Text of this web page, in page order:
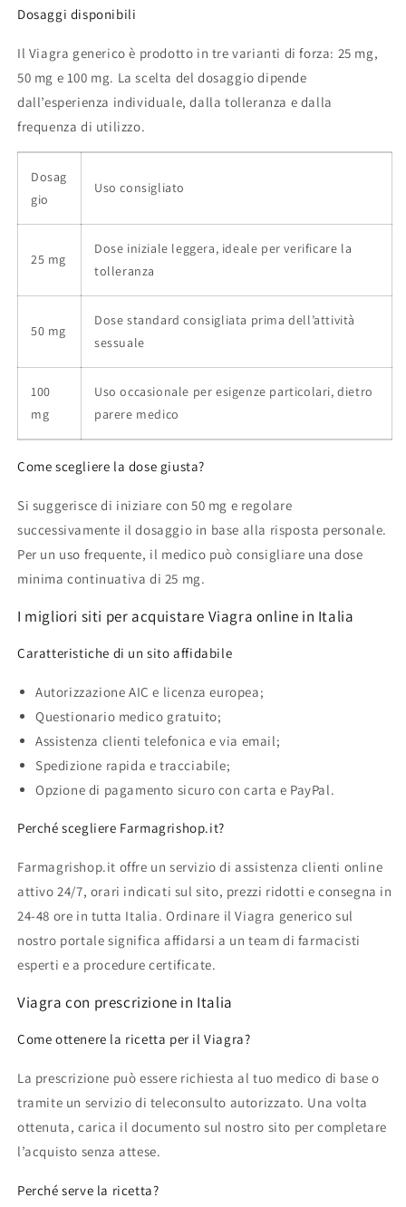
Dosaggi disponibili
Il Viagra generico è prodotto in tre varianti di forza: 25 mg,
50 mg e 100 mg. La scelta del dosaggio dipende
dall’esperienza individuale, dalla tolleranza e dalla
frequenza di utilizzo.
Dosag
gio
Uso consigliato
25 mg
Dose iniziale leggera, ideale per verificare la
tolleranza
50 mg
Dose standard consigliata prima dell’attività
sessuale
100
mg
Uso occasionale per esigenze particolari, dietro
parere medico
Come scegliere la dose giusta?
Si suggerisce di iniziare con 50 mg e regolare
successivamente il dosaggio in base alla risposta personale.
Per un uso frequente, il medico può consigliare una dose
minima continuativa di 25 mg.
I migliori siti per acquistare Viagra online in Italia
Caratteristiche di un sito affidabile
Autorizzazione AIC e licenza europea;
Questionario medico gratuito;
Assistenza clienti telefonica e via email;
Spedizione rapida e tracciabile;
Opzione di pagamento sicuro con carta e PayPal.
Perché scegliere Farmagrishop.it?
Farmagrishop.it offre un servizio di assistenza clienti online
attivo 24/7, orari indicati sul sito, prezzi ridotti e consegna in
24-48 ore in tutta Italia. Ordinare il Viagra generico sul
nostro portale significa affidarsi a un team di farmacisti
esperti e a procedure certificate.
Viagra con prescrizione in Italia
Come ottenere la ricetta per il Viagra?
La prescrizione può essere richiesta al tuo medico di base o
tramite un servizio di teleconsulto autorizzato. Una volta
ottenuta, carica il documento sul nostro sito per completare
l’acquisto senza attese.
Perché serve la ricetta?